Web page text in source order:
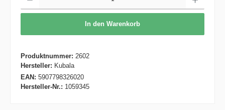
In den Warenkorb
Produktnummer: 2602
Hersteller: Kubala
EAN: 5907798326020
Hersteller-Nr.: 1059345